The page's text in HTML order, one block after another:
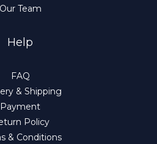
Our Team
Help
FAQ
& Shipping
Payment
Policy
& Conditions